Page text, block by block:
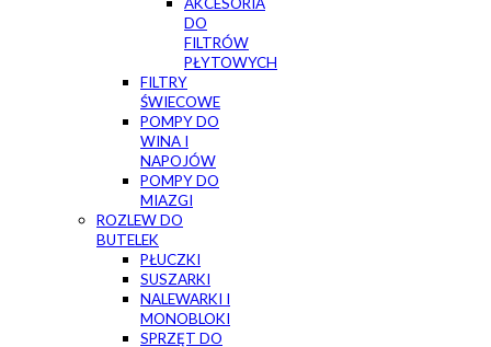
DO
FILTRÓW
PŁYTOWYCH
FILTRY
ŚWIECOWE
POMPY DO
WINA I
NAPOJÓW
POMPY DO
MIAZGI
ROZLEW DO
BUTELEK
PŁUCZKI
SUSZARKI
NALEWARKI I
MONOBLOKI
SPRZĘT DO